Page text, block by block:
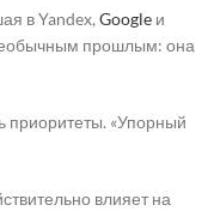
в Yandex, Google и
прошлым: она
приоритеты. «Упорный
влияет на